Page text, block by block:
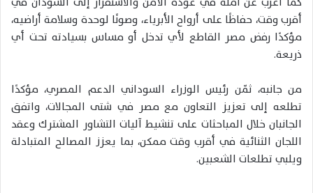
أقرب وقت، حفاظًا على أرواح الأبرياء، وصونًا لوحدة وسلامة أراضيه،
مؤكدًا رفض مصر القاطع لأي تدخل أو مساس بسيادته تحت أي
ذريعة.
من جانبه، ثمّن رئيس الوزراء السوداني الدعم المصري، مؤكدًا
تطلعه إلى تعزيز التعاون مع مصر في شتى المجالات، واتفق
الجانبان خلال المباحثات على تنشيط آليات التشاور المشترك وعقد
اللجان الثنائية في أقرب وقت ممكن، بما يعزز المصالح المتبادلة
ويلبي تطلعات الشعبين.